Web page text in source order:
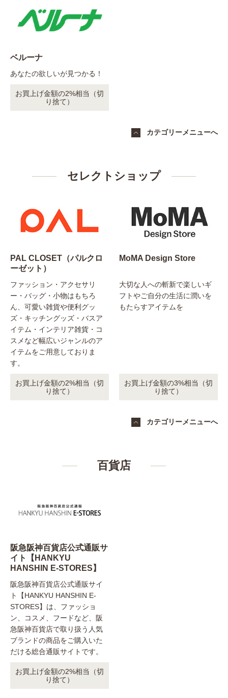
ベルーナ
あなたの欲しいが見つかる！
お買上げ金額の2%相当（切
り捨て）
カテゴリーメニューへ
セレクトショップ
PAL CLOSET（パルクロ
ーゼット）
ファッション・アクセサリ
ー・バッグ・小物はもちろ
ん、可愛い雑貨や便利グッ
ズ・キッチングッズ・バスア
イテム・インテリア雑貨・コ
スメなど幅広いジャンルのア
イテムをご用意しておりま
す。
お買上げ金額の2%相当（切
り捨て）
MoMA Design Store
大切な人への斬新で楽しいギ
フトやご自分の生活に潤いを
もたらすアイテムを
お買上げ金額の3%相当（切
り捨て）
カテゴリーメニューへ
百貨店
阪急阪神百貨店公式通販サ
イト【HANKYU
HANSHIN E-STORES】
阪急阪神百貨店公式通販サイ
ト【HANKYU HANSHIN E-
STORES】は、ファッショ
ン、コスメ、フードなど、阪
急阪神百貨店で取り扱う人気
ブランドの商品をご購入いた
だける総合通販サイトです。
お買上げ金額の2%相当（切
り捨て）